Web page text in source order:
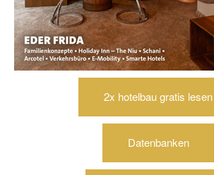
2x hotelbau gratis lesen
Datenbanken